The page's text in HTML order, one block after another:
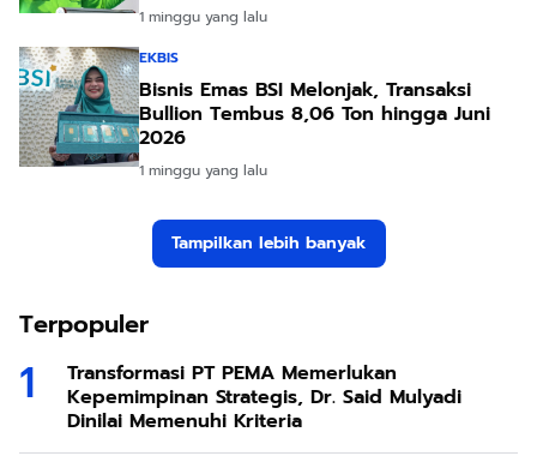
1 minggu yang lalu
EKBIS
Bisnis Emas BSI Melonjak, Transaksi
Bullion Tembus 8,06 Ton hingga Juni
2026
1 minggu yang lalu
Tampilkan lebih banyak
Terpopuler
Transformasi PT PEMA Memerlukan
Kepemimpinan Strategis, Dr. Said Mulyadi
Dinilai Memenuhi Kriteria